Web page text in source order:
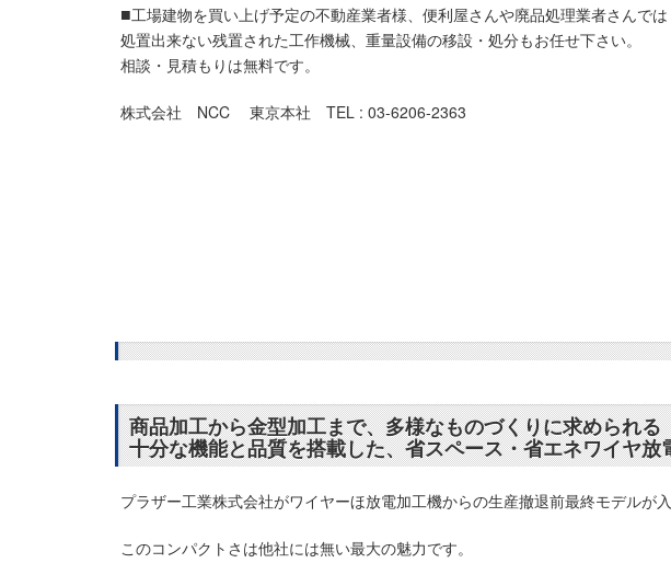
■工場建物を買い上げ予定の不動産業者様、便利屋さんや廃品処理業者さんでは
処置出来ない残置された工作機械、重量設備の移設・処分もお任せ下さい。
相談・見積もりは無料です。
株式会社 NCC 東京本社 TEL : 03-6206-2363
商品加工から金型加工まで、多様なものづくりに求められる
十分な機能と品質を搭載した、省スペース・省エネワイヤ放
プラザー工業株式会社がワイヤーほ放電加工機からの生産撤退前最終モデルが入
このコンパクトさは他社には無い最大の魅力です。